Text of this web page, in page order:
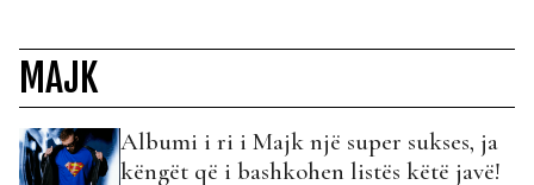
MAJK
Albumi i ri i Majk një super sukses, ja
këngët që i bashkohen listës këtë javë!